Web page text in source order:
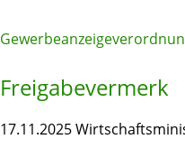
Freigabevermerk
17.11.2025